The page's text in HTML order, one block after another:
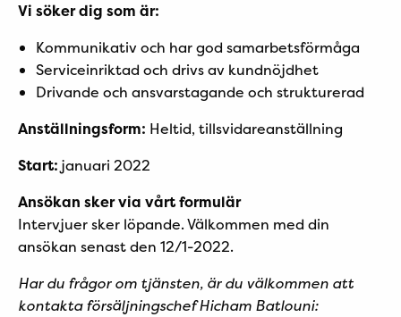
Vi söker dig som är:
Kommunikativ och har god samarbetsförmåga
Serviceinriktad och drivs av kundnöjdhet
Drivande och ansvarstagande och strukturerad
Anställningsform: Heltid, tillsvidareanställning
Start: januari 2022
Ansökan sker via vårt formulär
Intervjuer sker löpande. Välkommen med din
ansökan senast den 12/1-2022.
Har du frågor om tjänsten, är du välkommen att
kontakta försäljningschef Hicham Batlouni: